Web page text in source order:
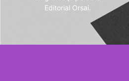
Editorial Orsai.